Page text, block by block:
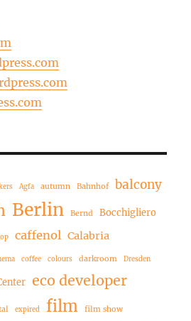
Agfa autumn Bahnhof
balcony
Berlin Bernd Bocchigliero
caffenol Calabria
coffee colours darkroom Dresden
eco developer
expired film film show